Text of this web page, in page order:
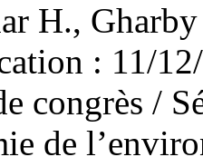
H.,
: 11/
congrès /
de